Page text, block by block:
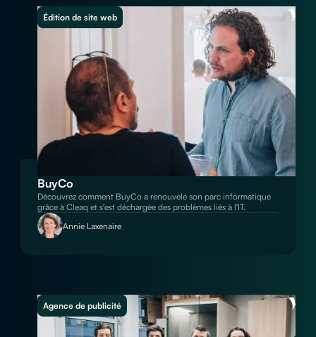
Édition de site web
BuyCo
Découvrez comment BuyCo a renouvelé son parc informatique
grâce à Cleaq et s'est déchargée des problèmes liés à l'IT.
Annie Laxenaire
Agence de publicité